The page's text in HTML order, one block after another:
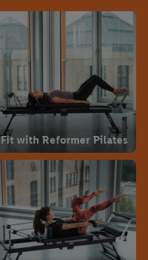
Fit with Reformer Pilates